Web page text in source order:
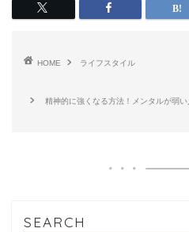
HOME ライフスタイル
精神的に強くなる方法！メンタルが弱
SEARCH